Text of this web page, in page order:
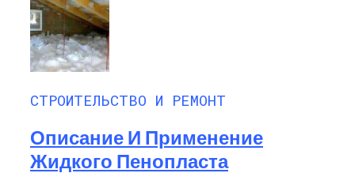
СТРОИТЕЛЬСТВО И РЕМОНТ
Описание И Применение
Жидкого Пенопласта